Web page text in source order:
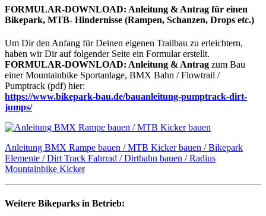
FORMULAR-DOWNLOAD: Anleitung & Antrag für einen
Bikepark, MTB- Hindernisse (Rampen, Schanzen, Drops etc.)
Um Dir den Anfang für Deinen eigenen Trailbau zu erleichtern,
haben wir Dir auf folgender Seite ein Formular erstellt.
FORMULAR-DOWNLOAD: Anleitung & Antrag zum Bau
einer Mountainbike Sportanlage, BMX Bahn / Flowtrail /
Pumptrack (pdf) hier:
https://www.bikepark-bau.de/bauanleitung-pumptrack-dirt-
jumps/
Anleitung BMX Rampe bauen / MTB Kicker bauen / Bikepark
Elemente / Dirt Track Fahrrad / Dirtbahn bauen / Radius
Mountainbike Kicker
Weitere Bikeparks in Betrieb: